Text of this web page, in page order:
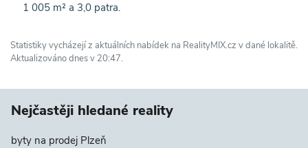
1 005 m² a 3,0 patra.
Statistiky vycházejí z aktuálních nabídek na RealityMIX.cz v dané lokalitě.
Aktualizováno dnes v 20:47.
Nejčastěji hledané reality
byty na prodej Plzeň